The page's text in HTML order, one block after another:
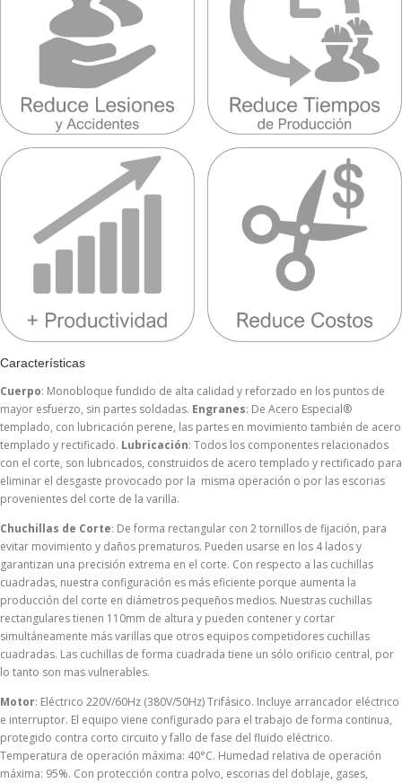
Características
Cuerpo: Monobloque fundido de alta calidad y reforzado en los puntos de
mayor esfuerzo, sin partes soldadas. Engranes: De Acero Especial®
templado, con lubricación perene, las partes en movimiento también de acero
templado y rectificado. Lubricación: Todos los componentes relacionados
con el corte, son lubricados, construidos de acero templado y rectificado para
eliminar el desgaste provocado por la misma operación o por las escorias
provenientes del corte de la varilla.
Chuchillas de Corte: De forma rectangular con 2 tornillos de fijación, para
evitar movimiento y daños prematuros. Pueden usarse en los 4 lados y
garantizan una precisión extrema en el corte. Con respecto a las cuchillas
cuadradas, nuestra configuración es más eficiente porque aumenta la
producción del corte en diámetros pequeños medios. Nuestras cuchillas
rectangulares tienen 110mm de altura y pueden contener y cortar
simultáneamente más varillas que otros equipos competidores cuchillas
cuadradas. Las cuchillas de forma cuadrada tiene un sólo orificio central, por
lo tanto son mas vulnerables.
Motor: Eléctrico 220V/60Hz (380V/50Hz) Trifásico. Incluye arrancador eléctrico
e interruptor. El equipo viene configurado para el trabajo de forma continua,
protegido contra corto circuito y fallo de fase del fluido eléctrico.
Temperatura de operación máxima: 40°C. Humedad relativa de operación
máxima: 95%. Con protección contra polvo, escorias del doblaje, gases,